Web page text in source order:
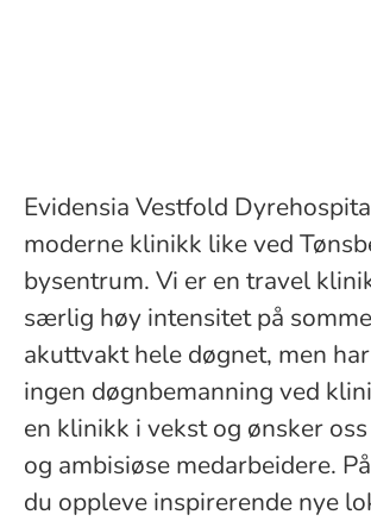
Evidensia Vestfold
moderne klinikk like ved
bysentrum. Vi er en travel
særlig høy intensitet på
akuttvakt hele døgnet, men
ingen døgnbemanning ved
en klinikk i vekst og ønsker
og ambisiøse medarbeidere.
du oppleve inspirerende nye